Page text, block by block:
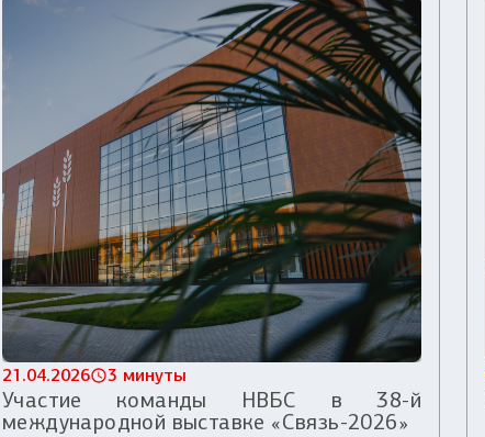
21.04.2026 3 минуты
Участие команды НВБС в 38-й
международной выставке «Связь-2026»